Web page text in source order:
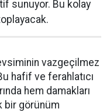
sunuyor. Bu kolay
vazgeçilmez
hafif ve ferahlatıcı
hem damakları
bir görünüm